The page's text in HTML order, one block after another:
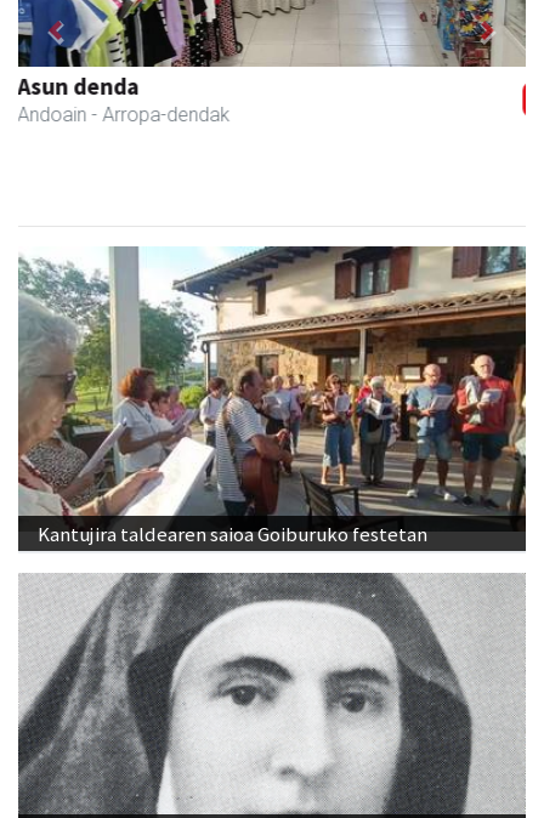
Francisco Mendikute
Andoain - Harategiak
Previous Next
Kantujira taldearen saioa Goiburuko festetan